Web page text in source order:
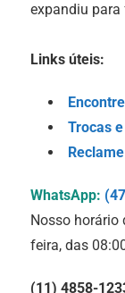
expandiu
Links úteis:
Trocas
WhatsApp:
Nosso horário
feira, das
(11) 4858-